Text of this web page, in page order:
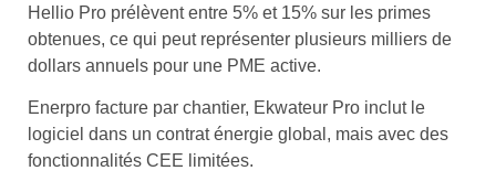
Hellio Pro prélèvent entre 5% et 15% sur les primes
obtenues, ce qui peut représenter plusieurs milliers de
dollars annuels pour une PME active.
Enerpro facture par chantier, Ekwateur Pro inclut le
logiciel dans un contrat énergie global, mais avec des
fonctionnalités CEE limitées.